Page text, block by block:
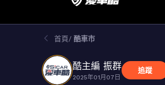
首頁 酷車市
酷主編 振群
2025年01月07日
追蹤